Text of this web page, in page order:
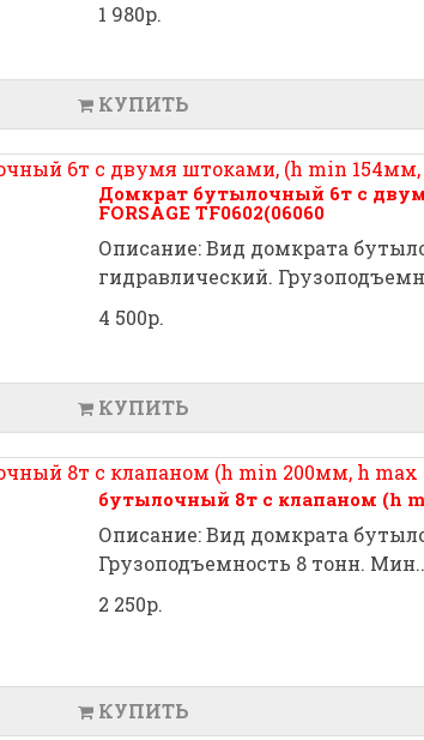
1 980р.
КУПИТЬ
Домкрат бутылочный 6т с
FORSAGE TF0602(06060
Описание: Вид домкрата
гидравлический.
4 500р.
КУПИТЬ
бутылочный 8т с клапаном (h
Описание: Вид домкрата
Грузоподъемность 8 тонн.
2 250р.
КУПИТЬ